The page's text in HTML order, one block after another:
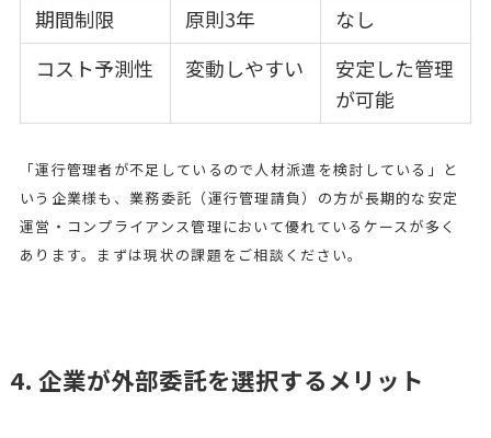
期間制限
原則3年
なし
コスト予測性
変動しやすい
安定した管理
が可能
「運行管理者が不足しているので人材派遣を検討している」と
いう企業様も、業務委託（運行管理請負）の方が長期的な安定
運営・コンプライアンス管理において優れているケースが多く
あります。まずは現状の課題をご相談ください。
4. 企業が外部委託を選択するメリット